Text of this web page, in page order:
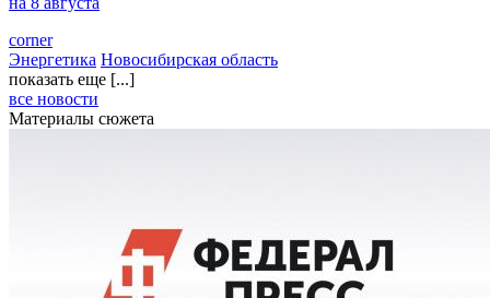
corner
Энергетика Новосибирская область
показать еще [...]
все новости
Материалы сюжета